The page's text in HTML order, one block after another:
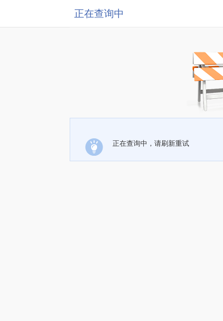
正在查询中
正在查询中，请刷新重试